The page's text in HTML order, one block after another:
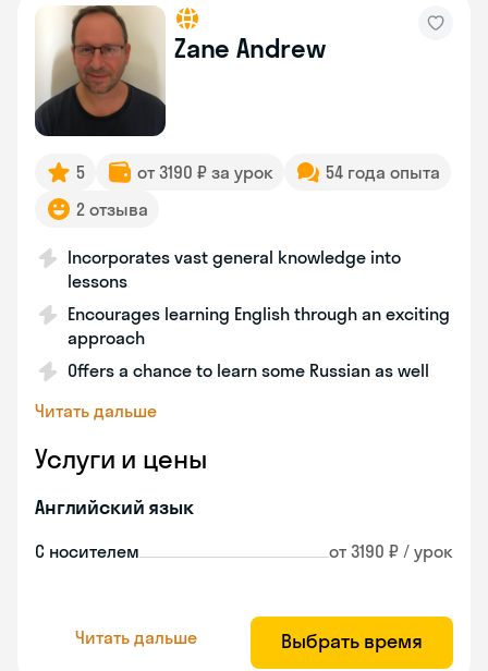
Zane Andrew
5 от 3190 ₽ за урок
54 года опыта
2 отзыва
Incorporates vast general knowledge into
lessons
Encourages learning English through an exciting
approach
Offers a chance to learn some Russian as well
Читать дальше
Услуги и цены
Английский язык
С носителем от 3190 ₽ / урок
Читать дальше Выбрать время